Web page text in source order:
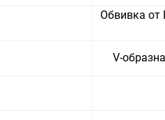
Обвивка от
V-